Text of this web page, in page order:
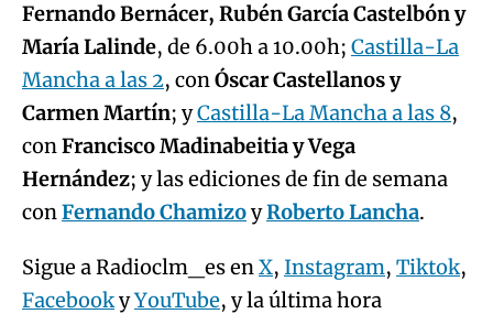
Fernando Bernácer, Rubén García Castelbón y
María Lalinde, de 6.00h a 10.00h; Castilla-La
Mancha a las 2, conÓscar Castellanos y
Carmen Martín; yCastilla-La Mancha a las 8,
conFrancisco Madinabeitia y Vega
Hernández; y las ediciones de fin de semana
conFernando ChamizoyRoberto Lancha.
Sigue a Radioclm_es enX, Instagram, Tiktok,
FacebookyYouTube, y la última hora